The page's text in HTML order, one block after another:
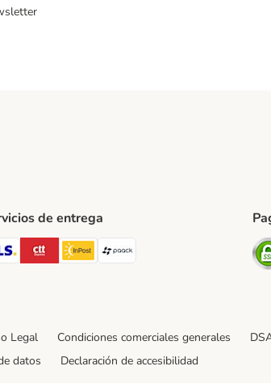
Method
de entrega
GLS Shipping Method
CTTExpress Shipping Method
InPost Shipping Method
paack Shipping Method
Legal Condiciones comerciales generales
datos Declaración de accesibilidad